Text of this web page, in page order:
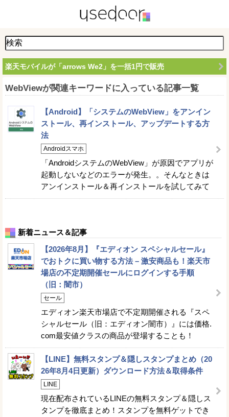
楽天モバイルが「arrows We2」を一括1円で販売
WebViewが関連キーワードに入っている記事一覧
【Android】「システムのWebView」をアンイン
ストール、再インストール、アップデートする方
法
Androidスマホ
「AndroidシステムのWebView」が原因でアプリが
起動しないなどのエラーが発生。。そんなときは
アンインストール＆再インストールを試してみて
新着ニュース＆記事
【2026年8月】『エディオン スペシャルセール』
でおトクに買い物する方法 – 激安商品も！楽天市
場店の不定期開催セールにログインする手順
（旧：闇市）
セール
エディオン楽天市場店で不定期開催される『スペ
シャルセール（旧：エディオン闇市）』には価格.
com最安値クラスの商品が登場することも！
【LINE】無料スタンプ＆隠しスタンプまとめ（20
26年8月4日更新）ダウンロード方法＆取得条件
LINE
現在配布されているLINEの無料スタンプ＆隠しス
タンプを徹底まとめ！スタンプを無料ゲットでき